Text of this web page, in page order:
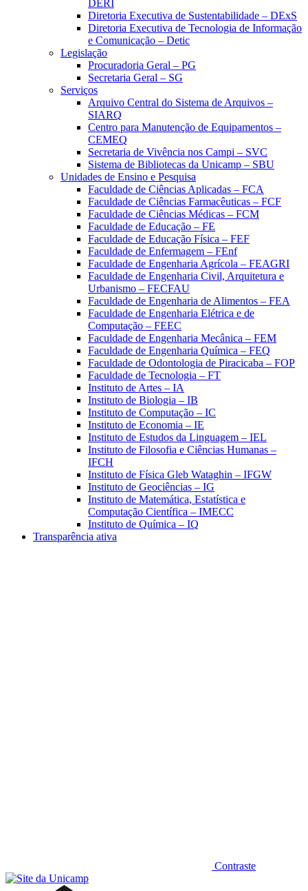
DERI
Diretoria Executiva de Sustentabilidade – DExS
Diretoria Executiva de Tecnologia de Informação
e Comunicação – Detic
Legislação
Procuradoria Geral – PG
Secretaria Geral – SG
Serviços
Arquivo Central do Sistema de Arquivos –
SIARQ
Centro para Manutenção de Equipamentos –
CEMEQ
Secretaria de Vivência nos Campi – SVC
Sistema de Bibliotecas da Unicamp – SBU
Unidades de Ensino e Pesquisa
Faculdade de Ciências Aplicadas – FCA
Faculdade de Ciências Farmacêuticas – FCF
Faculdade de Ciências Médicas – FCM
Faculdade de Educação – FE
Faculdade de Educação Física – FEF
Faculdade de Enfermagem – FEnf
Faculdade de Engenharia Agrícola – FEAGRI
Faculdade de Engenharia Civil, Arquitetura e
Urbanismo – FECFAU
Faculdade de Engenharia de Alimentos – FEA
Faculdade de Engenharia Elétrica e de
Computação – FEEC
Faculdade de Engenharia Mecânica – FEM
Faculdade de Engenharia Química – FEQ
Faculdade de Odontologia de Piracicaba – FOP
Faculdade de Tecnologia – FT
Instituto de Artes – IA
Instituto de Biologia – IB
Instituto de Computação – IC
Instituto de Economia – IE
Instituto de Estudos da Linguagem – IEL
Instituto de Filosofia e Ciências Humanas –
IFCH
Instituto de Física Gleb Wataghin – IFGW
Instituto de Geociências – IG
Instituto de Matemática, Estatística e
Computação Científica – IMECC
Instituto de Química – IQ
Transparência ativa
Contraste